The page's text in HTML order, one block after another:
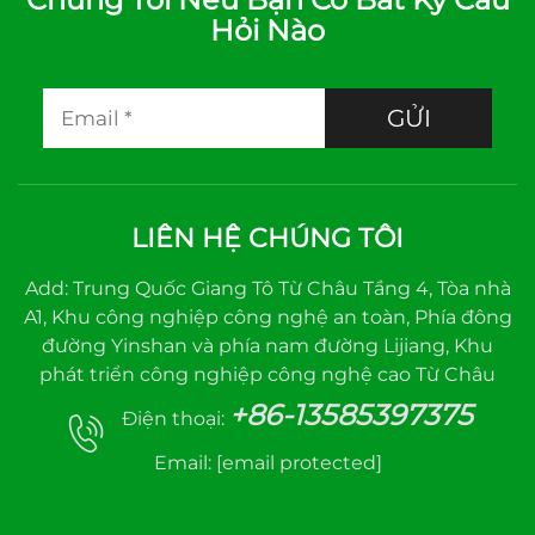
Hỏi Nào
GỬI
LIÊN HỆ CHÚNG TÔI
Add: Trung Quốc Giang Tô Từ Châu Tầng 4, Tòa nhà
A1, Khu công nghiệp công nghệ an toàn, Phía đông
đường Yinshan và phía nam đường Lijiang, Khu
phát triển công nghiệp công nghệ cao Từ Châu
Điện thoại: +86-13585397375
Email: [email protected]